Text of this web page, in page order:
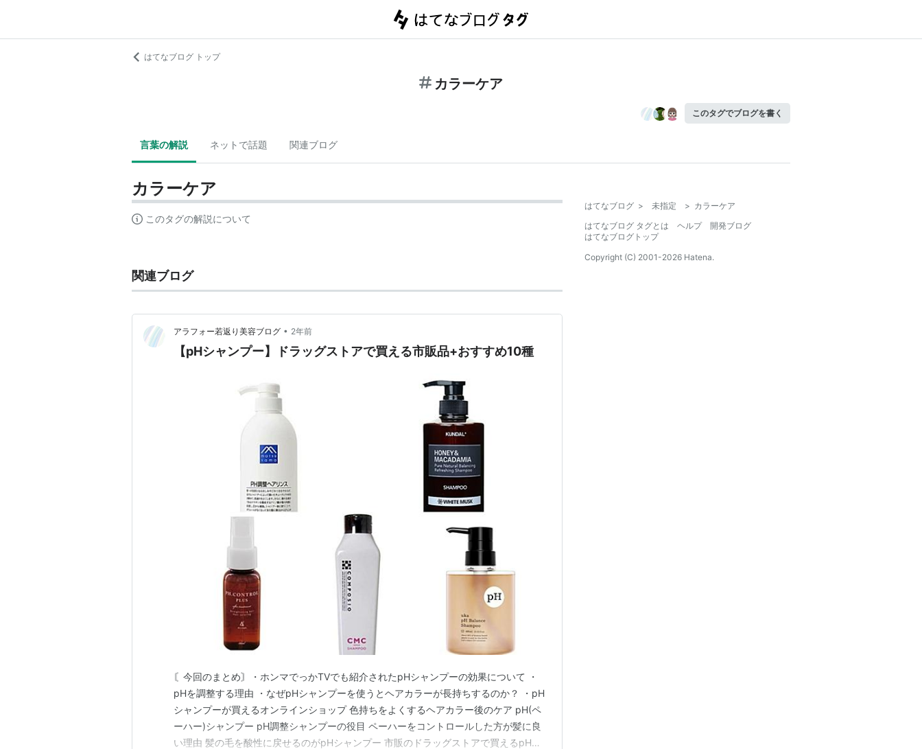
はてなブログ トップ
カラーケア
このタグでブログを書く
言葉の解説 ネットで話題 関連ブログ
カラーケア
このタグの解説について
関連ブログ
アラフォー若返り美容ブログ • 2年前
【pHシャンプー】ドラッグストアで買える市販品+おすすめ10種
〘今回のまとめ〙・ホンマでっかTVでも紹介されたpHシャンプーの効果について ・
pHを調整する理由 ・なぜpHシャンプーを使うとヘアカラーが長持ちするのか？ ・pH
シャンプーが買えるオンラインショップ 色持ちをよくするヘアカラー後のケア pH(ペ
ーハー)シャンプー pH調整シャンプーの役目 ペーハーをコントロールした方が髪に良
い理由 髪の毛を酸性に戻せるのがpHシャンプー 市販のドラッグストアで買えるpHシ
はてなブログ > 未指定 > カラーケア
はてなブログ タグとは
ヘルプ
開発ブログ
はてなブログトップ
Copyright (C) 2001-2026 Hatena.